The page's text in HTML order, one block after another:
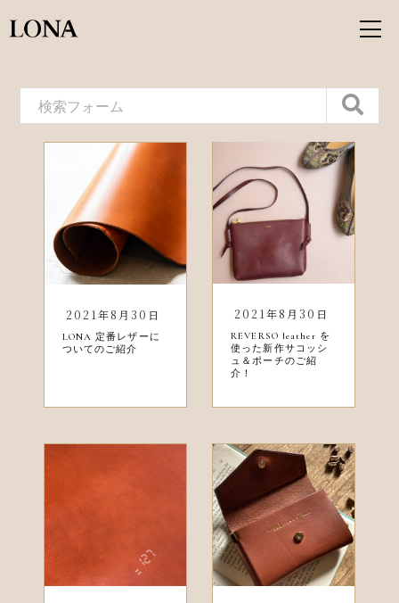
2021年8月30日
LONA 定番レザーに
ついてのご紹介
2021年8月30日
REVERSO leather を
使った新作サコッシ
ュ＆ポーチのご紹
介！